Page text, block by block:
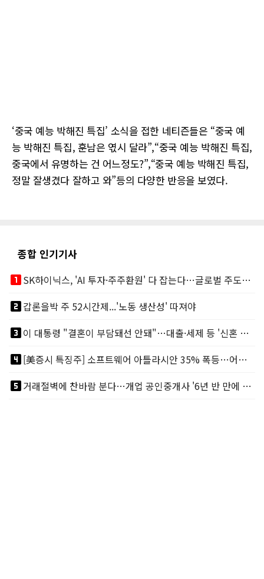
‘중국 예능 박해진 특집’ 소식을 접한 네티즌들은 “중국 예
능 박해진 특집, 훈남은 엯시 달라”,“중국 예능 박해진 특집,
중국에서 유명하는 건 어느정도?”,“중국 예능 박해진 특집,
정말 잘생겼다 잘하고 와”등의 다양한 반응을 보였다.
종합 인기기사
looks_one
SK하이닉스, 'AI 투자·주주환원' 다 잡는다…글로벌 주도권 굳히기
looks_two갑론을박 주 52시간제...'노동 생산성' 따져야
looks_3
이 대통령 "결혼이 부담돼선 안돼"…대출·세제 등 '신혼 걸림돌' 제거
looks_4
[美증시 특징주] 소프트웨어 아틀라시안 35% 폭등…어닝서프, 투자의견 줄줄이 상향
looks_5
거래절벽에 찬바람 분다…개업 공인중개사 '6년 반 만에 최저'